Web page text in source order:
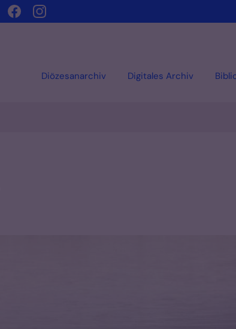
Diözesanarchiv Digitales Archiv